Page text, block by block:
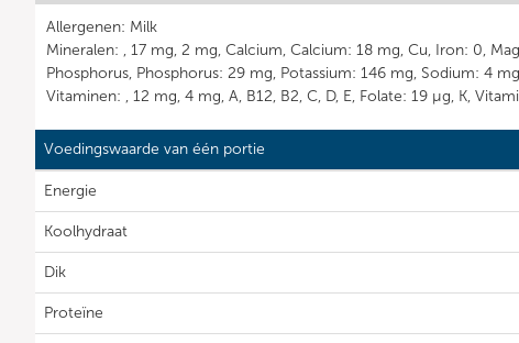
Allergenen: Milk
Mineralen: , 17 mg, 2 mg, Calcium, Calcium: 18 mg, Cu, Iron: 0,
Phosphorus, Phosphorus: 29 mg, Potassium: 146 mg, Sodium: 4
Vitaminen: , 12 mg, 4 mg, A, B12, B2, C, D, E, Folate: 19 µg, K,
Voedingswaarde van één portie
Energie
Koolhydraat
Dik
Proteïne